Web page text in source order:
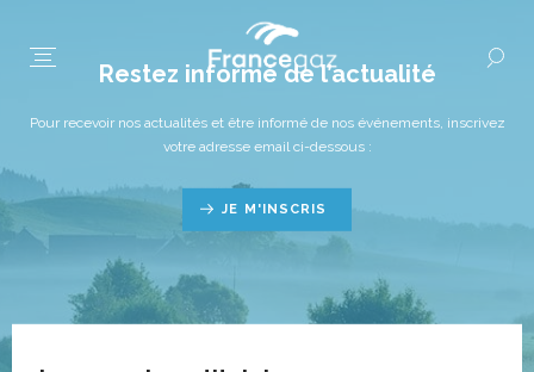
Restez informé de l’actualité
Pour recevoir nos actualités et être informé de nos événements, inscrivez
votre adresse email ci-dessous :
JE M'INSCRIS